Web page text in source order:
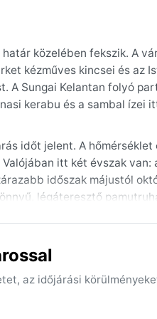
közelében fekszik. A
kézműves kincsei és az
A Sungai Kelantan folyó
kerabu és a sambal ízei
időt jelent. A hőmérséklet
itt két évszak van:
időszak májustól
légáteresztő
monszun, amely
nem jellemzők a
mentén.
az időjárási